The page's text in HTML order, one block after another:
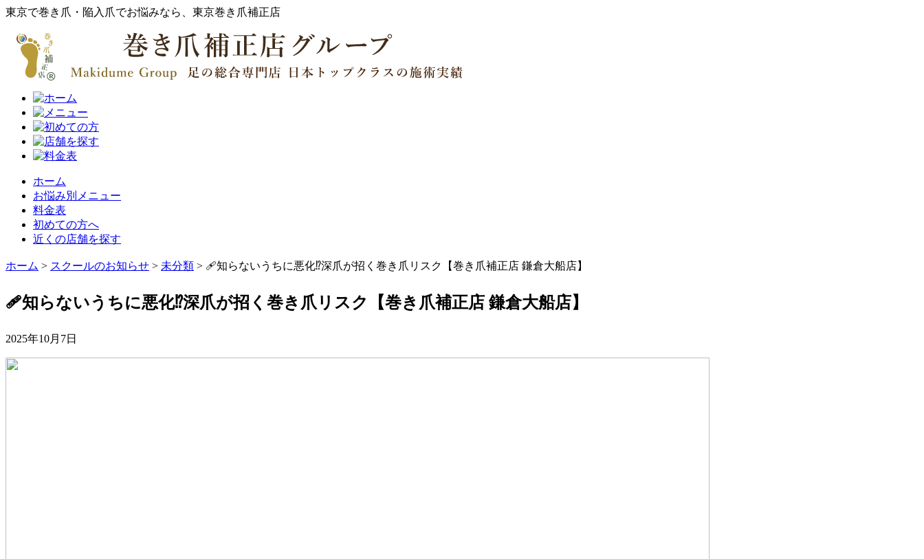
東京で巻き爪・陥入爪でお悩みなら、東京巻き爪補正店
ホーム
お悩み別メニュー
料金表
初めての方へ
近くの店舗を探す
ホーム > スクールのお知らせ > 未分類 > 🩹知らないうちに悪化⁉︎深爪が招く巻き爪リスク【巻き爪補正店 鎌倉大船店】
🩹知らないうちに悪化⁉︎深爪が招く巻き爪リスク【巻き爪補正店 鎌倉大船店】
2025年10月7日